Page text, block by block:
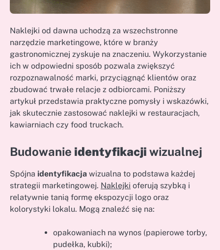
Naklejki od dawna uchodzą za wszechstronne
narzędzie marketingowe, które w branży
gastronomicznej zyskuje na znaczeniu. Wykorzystanie
ich w odpowiedni sposób pozwala zwiększyć
rozpoznawalność marki, przyciągnąć klientów oraz
zbudować trwałe relacje z odbiorcami. Poniższy
artykuł przedstawia praktyczne pomysły i wskazówki,
jak skutecznie zastosować naklejki w restauracjach,
kawiarniach czy food truckach.
Budowanie identyfikacji wizualnej
Spójna identyfikacja wizualna to podstawa każdej
strategii marketingowej. Naklejki oferują szybką i
relatywnie tanią formę ekspozycji logo oraz
kolorystyki lokalu. Mogą znaleźć się na:
opakowaniach na wynos (papierowe torby,
pudełka, kubki);